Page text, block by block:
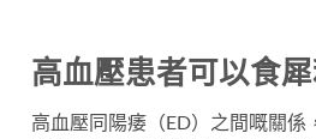
高血壓患者可以食
高血壓同陽痿（ED）之間嘅關